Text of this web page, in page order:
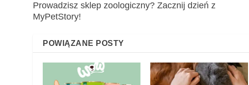
Prowadzisz sklep zoologiczny? Zacznij dzień z
MyPetStory!
POWIĄZANE POSTY